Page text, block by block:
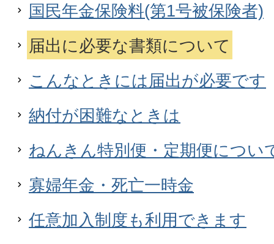
国民年金保険料(第1号被保険者)
届出に必要な書類について
こんなときには届出が必要です
納付が困難なときは
ねんきん特別便・定期便につい
寡婦年金・死亡一時金
任意加入制度も利用できます